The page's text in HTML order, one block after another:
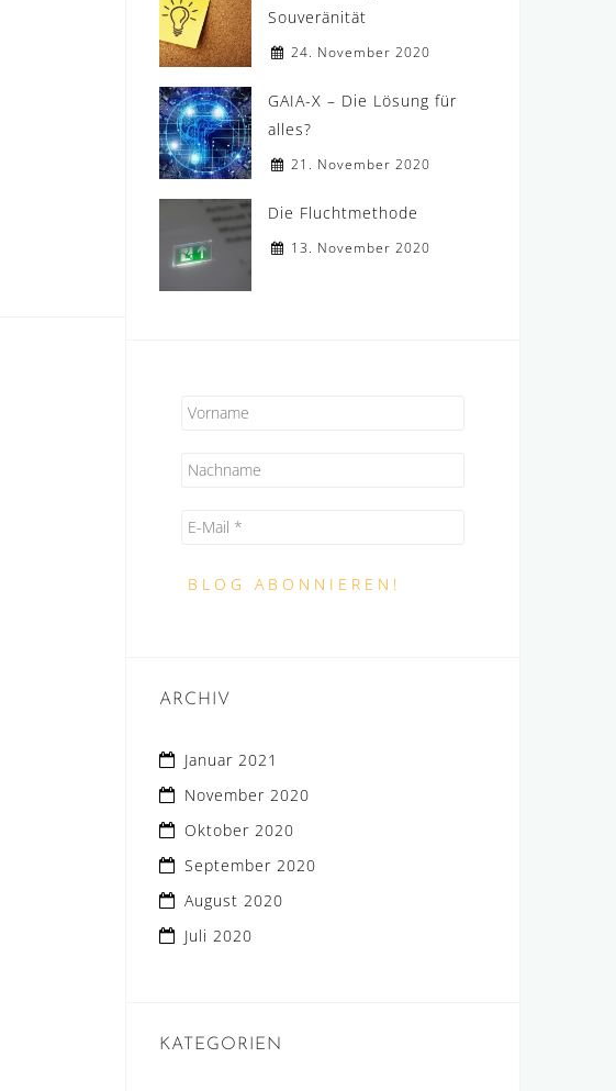
Souveränität
24. November 2020
GAIA-X – Die Lösung für
alles?
21. November 2020
Die Fluchtmethode
13. November 2020
ARCHIV
Januar 2021
November 2020
Oktober 2020
September 2020
August 2020
Juli 2020
KATEGORIEN